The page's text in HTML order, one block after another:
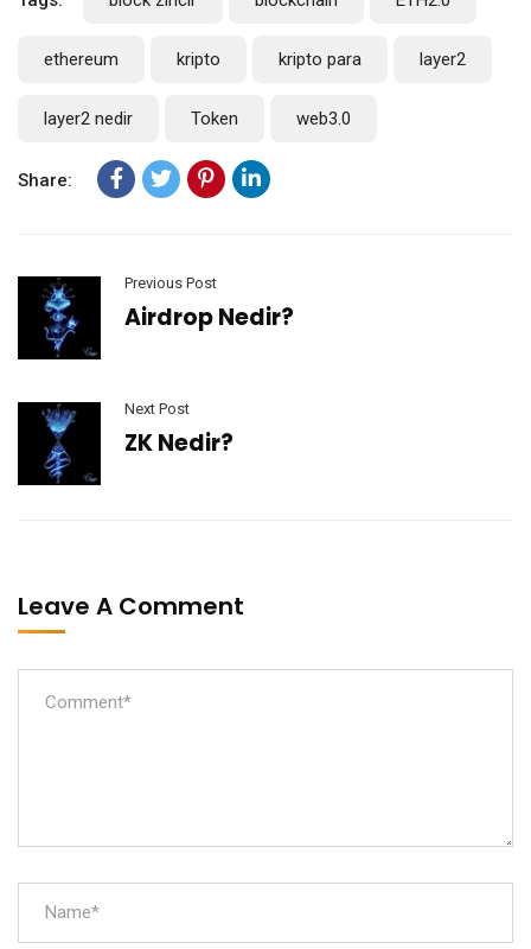
ethereum kripto kripto para layer2
layer2 nedir Token web3.0
Share:
Previous Post
Airdrop Nedir?
Next Post
ZK Nedir?
Leave A Comment